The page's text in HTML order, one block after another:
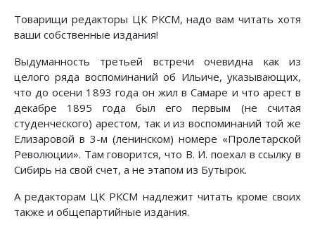
Товарищи редакторы ЦК РКСМ, надо вам читать хотя
ваши собственные издания!
Выдуманность третьей встречи очевидна как из
целого ряда воспоминаний об Ильиче, указывающих,
что до осени 1893 года он жил в Самаре и что арест в
декабре 1895 года был его первым (не считая
студенческого) арестом, так и из воспоминаний той же
Елизаровой в 3-м (ленинском) номере «Пролетарской
Революции». Там говорится, что В. И. поехал в ссылку в
Сибирь на свой счет, а не этапом из Бутырок.
А редакторам ЦК РКСМ надлежит читать кроме своих
также и общепартийные издания.